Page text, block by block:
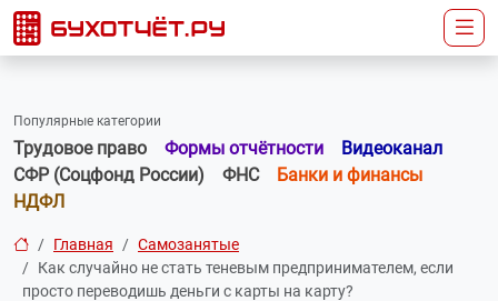
Популярные категории
Трудовое право Формы отчётности
Видеоканал
СФР (Соцфонд России)
ФНС
Банки и финансы
НДФЛ
Главная
Самозанятые
Как случайно не стать теневым предпринимателем, если
просто переводишь деньги с карты на карту?